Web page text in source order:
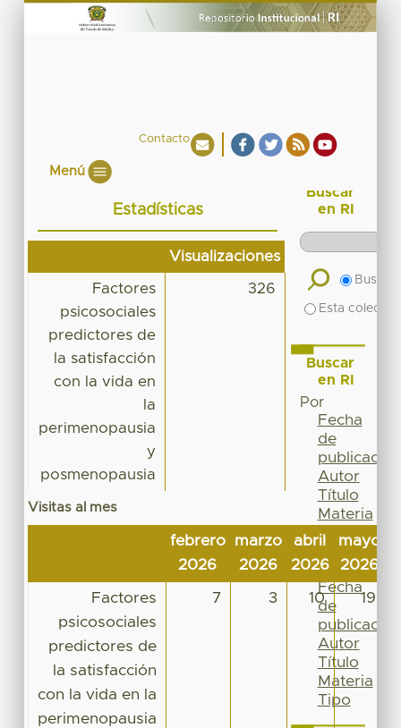
Contacto
Menú
Estadísticas
Visualizaciones
Factores
psicosociales
predictores de
la satisfacción
con la vida en
la
perimenopausia
y
posmenopausia
326
Visitas al mes
febrero
2026
marzo
2026
abril
2026
mayo
2026
Factores
psicosociales
predictores de
la satisfacción
con la vida en la
perimenopausia
7 3 10 19
Buscar
en RI
Buscar
Esta
Buscar
en RI
Por
Fecha
de
publicación
Autor
Título
Materia
Tipo
colección
Fecha
de
publicación
Autor
Título
Materia
Tipo